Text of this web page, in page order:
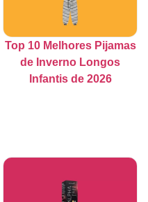
Top 10 Melhores Pijamas
de Inverno Longos
Infantis de 2026